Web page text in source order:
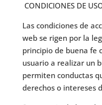
CONDICIONES DE
Las condiciones de
web se rigen por la
principio de buena fe
usuario a realizar un
permiten conductas
derechos o intereses